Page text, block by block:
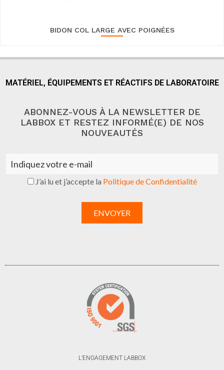
BIDON COL LARGE AVEC POIGNÉES
MATÉRIEL, ÉQUIPEMENTS ET RÉACTIFS DE LABORATOIRE
ABONNEZ-VOUS À LA NEWSLETTER DE
LABBOX ET RESTEZ INFORMÉ(E) DE NOS
NOUVEAUTÉS
J’ai lu et j’accepte la Politique de Confidentialité
L’ENGAGEMENT LABBOX